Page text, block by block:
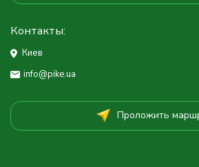
Контакты:
Киев
info@pike.ua
Проложить